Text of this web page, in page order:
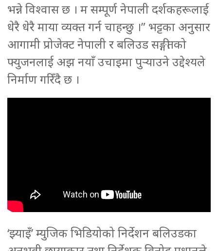
भन्ने विश्वास छ । म सम्पूर्ण नेपाली दर्शकहरूलाई
धेरै धेरै माया व्यक्त गर्न चाहन्छु ।” भट्टका अनुसार
आगामी प्रोजेक्ट नेपाली र बलिउड सङ्गीतको
फ्युजनलाई अझ नयाँ उचाइमा पुर्‍याउने उद्देश्यले
निर्माण गरिँदै छ ।
‘झ्याइँ’ म्युजिक भिडियोको निर्देशन बलिउडका